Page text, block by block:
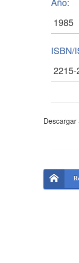
ISBN/
Descargar